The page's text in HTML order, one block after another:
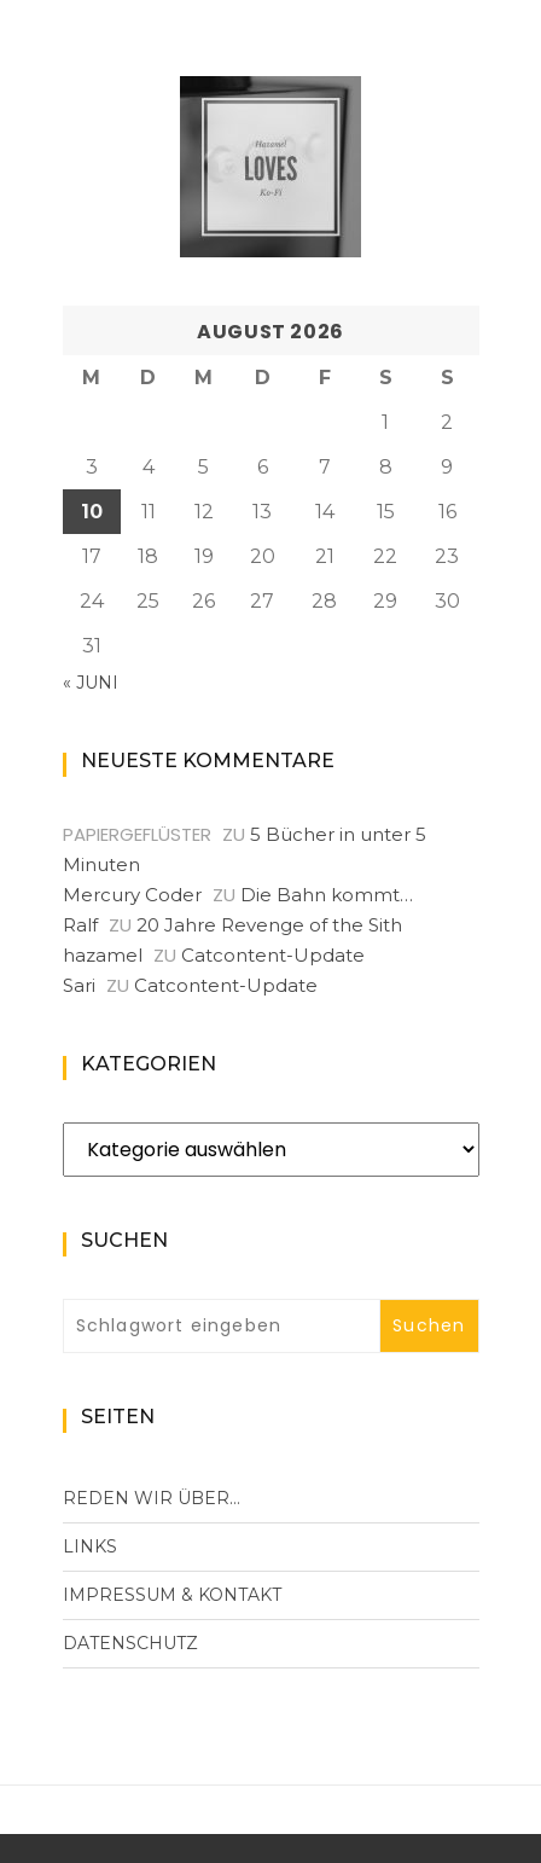
AUGUST 2026
M D M D F S
S
1
2
3
4 5 6 7 8
9
10
11 12 13 14 15
16
17
18 19 20 21 22
23
24
25 26 27 28 29
30
31
« JUNI
NEUESTE KOMMENTARE
PAPIERGEFLÜSTER ZU 5 Bücher in unter 5
Minuten
Mercury Coder ZU Die Bahn kommt…
Ralf ZU 20 Jahre Revenge of the Sith
hazamel ZU Catcontent-Update
Sari ZU Catcontent-Update
KATEGORIEN
Kategorien
SUCHEN
SEITEN
REDEN WIR ÜBER…
LINKS
IMPRESSUM & KONTAKT
DATENSCHUTZ